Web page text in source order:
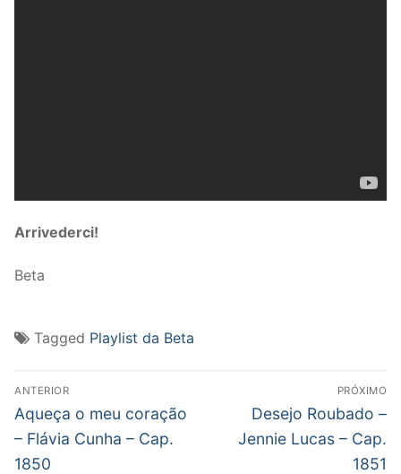
Arrivederci!
Beta
Tagged Playlist da Beta
Navegação
de
Post
ANTERIOR
Post
anterior:
Aqueça o meu coração
– Flávia Cunha – Cap.
1850
PRÓXIMO
Próximo
post:
Desejo Roubado –
Jennie Lucas – Cap.
1851